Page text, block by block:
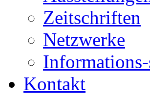
Zeitschriften
Netzwerke
Kontakt